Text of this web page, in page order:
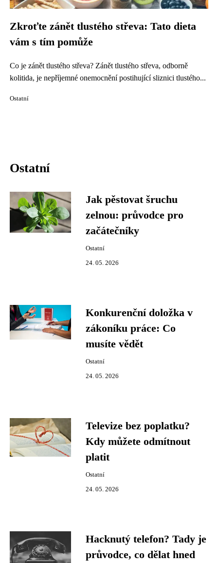
Zkroťte zánět tlustého střeva: Tato dieta
vám s tím pomůže
Co je zánět tlustého střeva? Zánět tlustého střeva, odborně
kolitida, je nepříjemné onemocnění postihující sliznici tlustého...
Ostatní
Ostatní
Jak pěstovat šruchu
zelnou: průvodce pro
začátečníky
Ostatní
24. 05. 2026
Konkurenční doložka v
zákoníku práce: Co
musíte vědět
Ostatní
24. 05. 2026
Televize bez poplatku?
Kdy můžete odmítnout
platit
Ostatní
24. 05. 2026
Hacknutý telefon? Tady je
průvodce, co dělat hned